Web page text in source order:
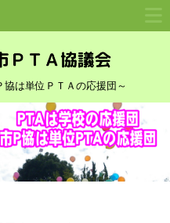
は単位ＰＴＡの応援団～